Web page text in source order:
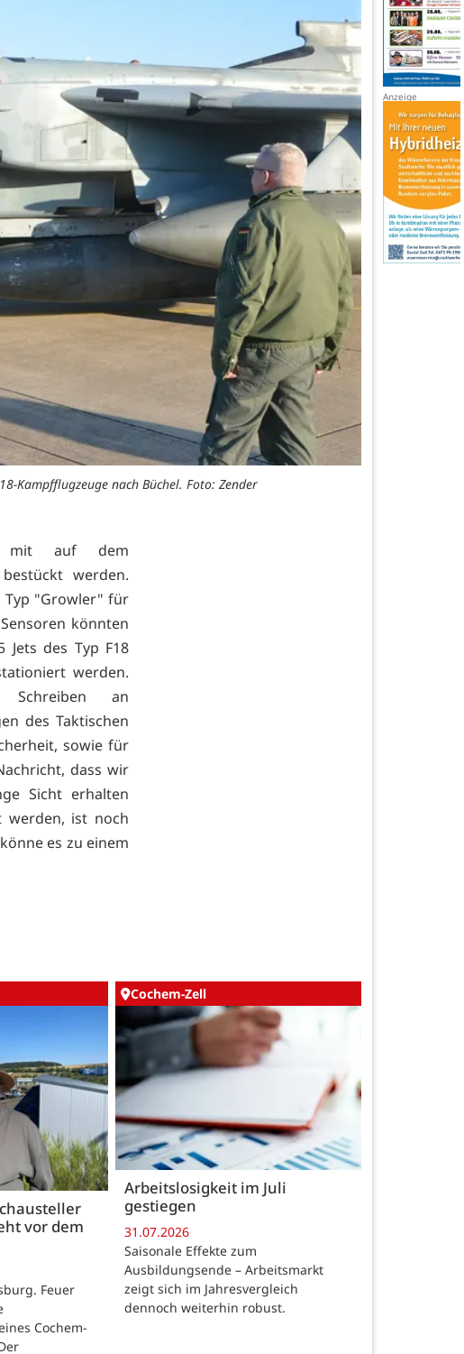
Kampfflugzeuge nach Büchel. Foto: Zender
mit auf dem
werden.
Typ "Growler" für
könnten
Jets des Typ F18
werden.
an
des Taktischen
sowie für
dass wir
Sicht erhalten
werden, ist noch
es zu einem
vor dem
Feuer
Cochem-
Cochem-Zell
Arbeitslosigkeit im Juli
gestiegen
31.07.2026
Saisonale Effekte zum
Ausbildungsende – Arbeitsmarkt
zeigt sich im Jahresvergleich
dennoch weiterhin robust.